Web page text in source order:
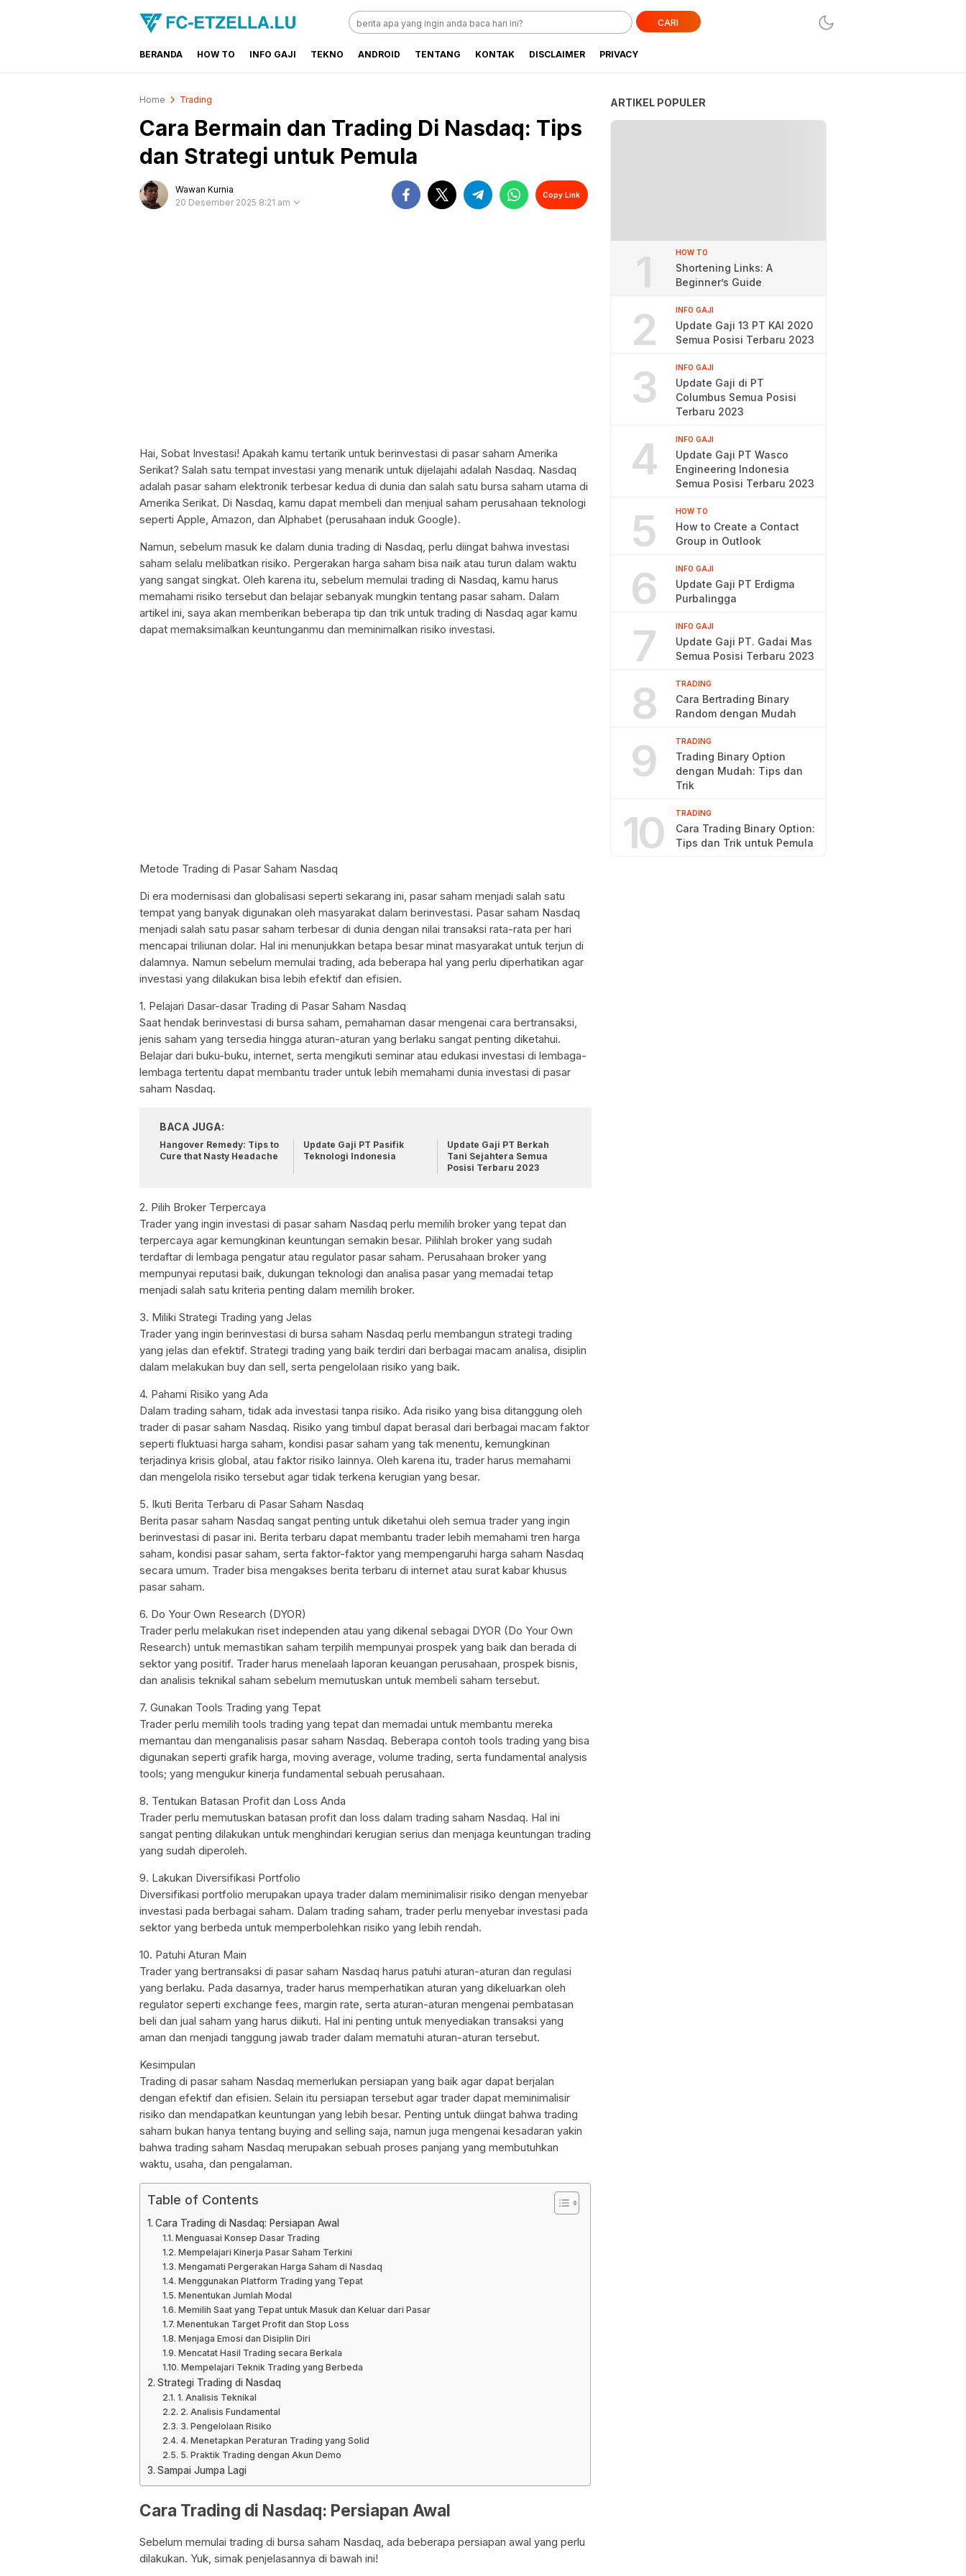
FC-ETZELLA.LU
Share & Learn The World
CARI
BERANDA HOW TO INFO GAJI TEKNO ANDROID TENTANG KONTAK DISCLAIMER PRIVACY
Home Trading
Cara Bermain dan Trading Di Nasdaq: Tips
dan Strategi untuk Pemula
Wawan Kurnia
20 Desember 2025 8:21 am
Copy Link
Hai, Sobat Investasi! Apakah kamu tertarik untuk berinvestasi di pasar saham Amerika
Serikat? Salah satu tempat investasi yang menarik untuk dijelajahi adalah Nasdaq. Nasdaq
adalah pasar saham elektronik terbesar kedua di dunia dan salah satu bursa saham utama di
Amerika Serikat. Di Nasdaq, kamu dapat membeli dan menjual saham perusahaan teknologi
seperti Apple, Amazon, dan Alphabet (perusahaan induk Google).
Namun, sebelum masuk ke dalam dunia trading di Nasdaq, perlu diingat bahwa investasi
saham selalu melibatkan risiko. Pergerakan harga saham bisa naik atau turun dalam waktu
yang sangat singkat. Oleh karena itu, sebelum memulai trading di Nasdaq, kamu harus
memahami risiko tersebut dan belajar sebanyak mungkin tentang pasar saham. Dalam
artikel ini, saya akan memberikan beberapa tip dan trik untuk trading di Nasdaq agar kamu
dapat memaksimalkan keuntunganmu dan meminimalkan risiko investasi.
Metode Trading di Pasar Saham Nasdaq
Di era modernisasi dan globalisasi seperti sekarang ini, pasar saham menjadi salah satu
tempat yang banyak digunakan oleh masyarakat dalam berinvestasi. Pasar saham Nasdaq
menjadi salah satu pasar saham terbesar di dunia dengan nilai transaksi rata-rata per hari
mencapai triliunan dolar. Hal ini menunjukkan betapa besar minat masyarakat untuk terjun di
dalamnya. Namun sebelum memulai trading, ada beberapa hal yang perlu diperhatikan agar
investasi yang dilakukan bisa lebih efektif dan efisien.
1. Pelajari Dasar-dasar Trading di Pasar Saham Nasdaq
Saat hendak berinvestasi di bursa saham, pemahaman dasar mengenai cara bertransaksi,
jenis saham yang tersedia hingga aturan-aturan yang berlaku sangat penting diketahui.
Belajar dari buku-buku, internet, serta mengikuti seminar atau edukasi investasi di lembaga-
lembaga tertentu dapat membantu trader untuk lebih memahami dunia investasi di pasar
saham Nasdaq.
BACA JUGA:
Hangover Remedy: Tips to
Cure that Nasty Headache
Update Gaji PT Pasifik
Teknologi Indonesia
Update Gaji PT Berkah
Tani Sejahtera Semua
Posisi Terbaru 2023
2. Pilih Broker Terpercaya
Trader yang ingin investasi di pasar saham Nasdaq perlu memilih broker yang tepat dan
terpercaya agar kemungkinan keuntungan semakin besar. Pilihlah broker yang sudah
terdaftar di lembaga pengatur atau regulator pasar saham. Perusahaan broker yang
mempunyai reputasi baik, dukungan teknologi dan analisa pasar yang memadai tetap
menjadi salah satu kriteria penting dalam memilih broker.
3. Miliki Strategi Trading yang Jelas
Trader yang ingin berinvestasi di bursa saham Nasdaq perlu membangun strategi trading
yang jelas dan efektif. Strategi trading yang baik terdiri dari berbagai macam analisa, disiplin
dalam melakukan buy dan sell, serta pengelolaan risiko yang baik.
4. Pahami Risiko yang Ada
Dalam trading saham, tidak ada investasi tanpa risiko. Ada risiko yang bisa ditanggung oleh
trader di pasar saham Nasdaq. Risiko yang timbul dapat berasal dari berbagai macam faktor
seperti fluktuasi harga saham, kondisi pasar saham yang tak menentu, kemungkinan
terjadinya krisis global, atau faktor risiko lainnya. Oleh karena itu, trader harus memahami
dan mengelola risiko tersebut agar tidak terkena kerugian yang besar.
5. Ikuti Berita Terbaru di Pasar Saham Nasdaq
Berita pasar saham Nasdaq sangat penting untuk diketahui oleh semua trader yang ingin
berinvestasi di pasar ini. Berita terbaru dapat membantu trader lebih memahami tren harga
saham, kondisi pasar saham, serta faktor-faktor yang mempengaruhi harga saham Nasdaq
secara umum. Trader bisa mengakses berita terbaru di internet atau surat kabar khusus
pasar saham.
6. Do Your Own Research (DYOR)
Trader perlu melakukan riset independen atau yang dikenal sebagai DYOR (Do Your Own
Research) untuk memastikan saham terpilih mempunyai prospek yang baik dan berada di
sektor yang positif. Trader harus menelaah laporan keuangan perusahaan, prospek bisnis,
dan analisis teknikal saham sebelum memutuskan untuk membeli saham tersebut.
7. Gunakan Tools Trading yang Tepat
Trader perlu memilih tools trading yang tepat dan memadai untuk membantu mereka
memantau dan menganalisis pasar saham Nasdaq. Beberapa contoh tools trading yang bisa
digunakan seperti grafik harga, moving average, volume trading, serta fundamental analysis
tools; yang mengukur kinerja fundamental sebuah perusahaan.
8. Tentukan Batasan Profit dan Loss Anda
Trader perlu memutuskan batasan profit dan loss dalam trading saham Nasdaq. Hal ini
sangat penting dilakukan untuk menghindari kerugian serius dan menjaga keuntungan trading
yang sudah diperoleh.
9. Lakukan Diversifikasi Portfolio
Diversifikasi portfolio merupakan upaya trader dalam meminimalisir risiko dengan menyebar
investasi pada berbagai saham. Dalam trading saham, trader perlu menyebar investasi pada
sektor yang berbeda untuk memperbolehkan risiko yang lebih rendah.
10. Patuhi Aturan Main
Trader yang bertransaksi di pasar saham Nasdaq harus patuhi aturan-aturan dan regulasi
yang berlaku. Pada dasarnya, trader harus memperhatikan aturan yang dikeluarkan oleh
regulator seperti exchange fees, margin rate, serta aturan-aturan mengenai pembatasan
beli dan jual saham yang harus diikuti. Hal ini penting untuk menyediakan transaksi yang
aman dan menjadi tanggung jawab trader dalam mematuhi aturan-aturan tersebut.
Kesimpulan
Trading di pasar saham Nasdaq memerlukan persiapan yang baik agar dapat berjalan
dengan efektif dan efisien. Selain itu persiapan tersebut agar trader dapat meminimalisir
risiko dan mendapatkan keuntungan yang lebih besar. Penting untuk diingat bahwa trading
saham bukan hanya tentang buying and selling saja, namun juga mengenai kesadaran yakin
bahwa trading saham Nasdaq merupakan sebuah proses panjang yang membutuhkan
waktu, usaha, dan pengalaman.
Table of Contents
Cara Trading di Nasdaq: Persiapan Awal
Menguasai Konsep Dasar Trading
Mempelajari Kinerja Pasar Saham Terkini
Mengamati Pergerakan Harga Saham di Nasdaq
Menggunakan Platform Trading yang Tepat
Menentukan Jumlah Modal
Memilih Saat yang Tepat untuk Masuk dan Keluar dari Pasar
Menentukan Target Profit dan Stop Loss
Menjaga Emosi dan Disiplin Diri
Mencatat Hasil Trading secara Berkala
Mempelajari Teknik Trading yang Berbeda
Strategi Trading di Nasdaq
1. Analisis Teknikal
2. Analisis Fundamental
3. Pengelolaan Risiko
4. Menetapkan Peraturan Trading yang Solid
5. Praktik Trading dengan Akun Demo
Sampai Jumpa Lagi
Cara Trading di Nasdaq: Persiapan Awal
Sebelum memulai trading di bursa saham Nasdaq, ada beberapa persiapan awal yang perlu
dilakukan. Yuk, simak penjelasannya di bawah ini!
ARTIKEL POPULER
1 HOW TO
Shortening Links: A
Beginner’s Guide
2 INFO GAJI
Update Gaji 13 PT KAI 2020
Semua Posisi Terbaru 2023
3 INFO GAJI
Update Gaji di PT
Columbus Semua Posisi
Terbaru 2023
4 INFO GAJI
Update Gaji PT Wasco
Engineering Indonesia
Semua Posisi Terbaru 2023
5 HOW TO
How to Create a Contact
Group in Outlook
6 INFO GAJI
Update Gaji PT Erdigma
Purbalingga
7 INFO GAJI
Update Gaji PT. Gadai Mas
Semua Posisi Terbaru 2023
8 TRADING
Cara Bertrading Binary
Random dengan Mudah
9 TRADING
Trading Binary Option
dengan Mudah: Tips dan
Trik
10 TRADING
Cara Trading Binary Option:
Tips dan Trik untuk Pemula